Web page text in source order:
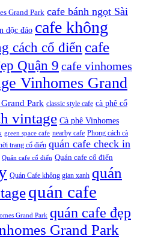
Grand Park cafe bánh ngọt Sài
độc đáo cafe không
cách cổ điển cafe
Quận 9 cafe vinhomes
Vinhomes Grand
Park classic style cafe cà phê cổ
vintage Cà phê Vinhomes
green space cafe nearby cafe Phong cách cà
trang cổ điển quán cafe check in
Quán cafe cổ điển Quán cafe cổ điển
Quán Cafe không gian xanh quán
quán cafe
Grand Park quán cafe đẹp
Grand Park